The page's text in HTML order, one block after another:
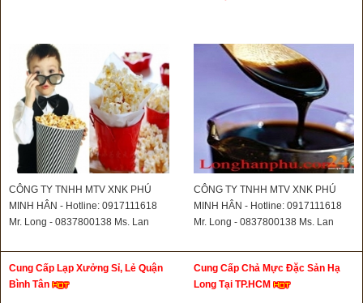
CÔNG TY TNHH MTV XNK PHÚ
MINH HÂN - Hotline: 0917111618
Mr. Long - 0837800138 Ms. Lan
CÔNG TY TNHH MTV XNK PHÚ
MINH HÂN - Hotline: 0917111618
Mr. Long - 0837800138 Ms. Lan
Cung Cấp Lạp Xưởng Sỉ, Lẻ Quận
Bình Tân
Cung Cấp Chả Mực Đặc Sản Hạ
Long Tại TP.HCM